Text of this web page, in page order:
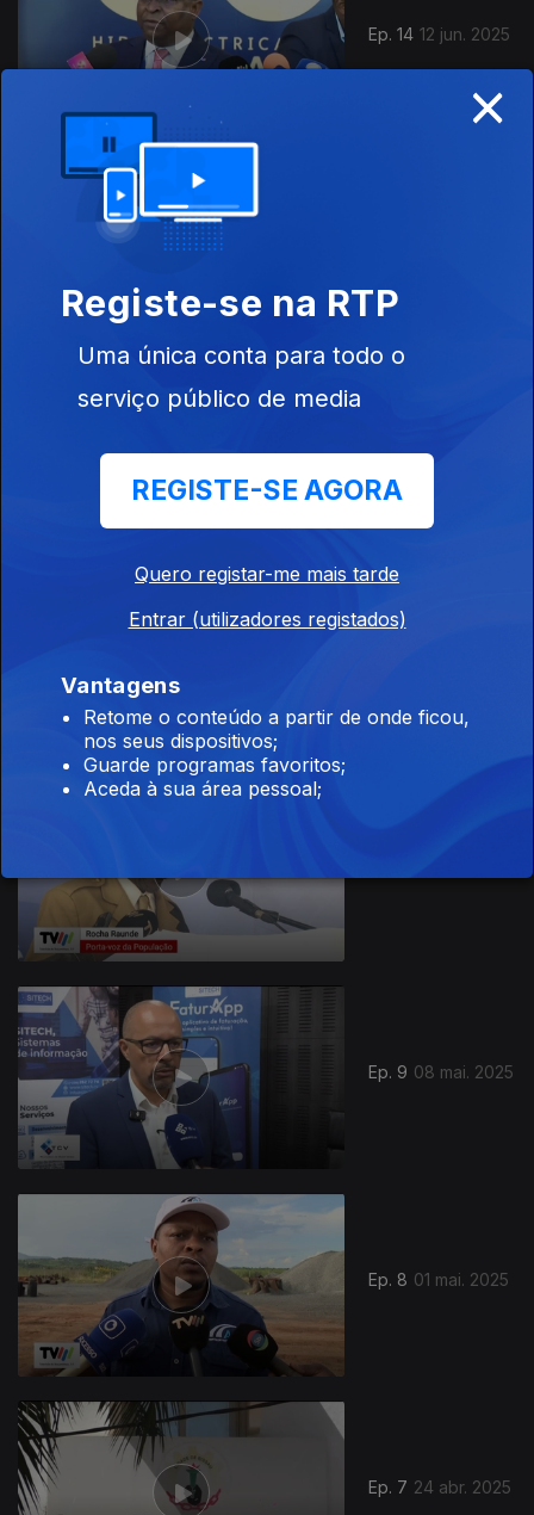
Ep. 14 12 jun. 2025
Ep. 9 08 mai. 2025
Ep. 8 01 mai. 2025
Ep. 7 24 abr. 2025
×
Registe-se na RTP
Uma única conta para todo o
serviço público de media
REGISTE-SE AGORA
Quero registar-me mais tarde
Entrar (utilizadores registados)
Vantagens
Retome o conteúdo a partir de onde ficou,
nos seus dispositivos;
Guarde programas favoritos;
Aceda à sua área pessoal;